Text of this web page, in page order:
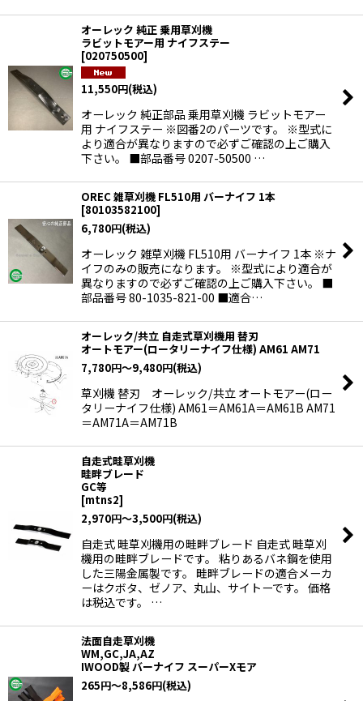
オーレック 純正 乗用草刈機
ラビットモアー用 ナイフステー
[020750500]
11,550円(税込)
オーレック 純正部品 乗用草刈機 ラビットモアー
用 ナイフステー ※図番2のパーツです。 ※型式に
より適合が異なりますので必ずご確認の上ご購入
下さい。 ■部品番号 0207-50500 …
OREC 雑草刈機 FL510用 バーナイフ 1本
[80103582100]
6,780円(税込)
オーレック 雑草刈機 FL510用 バーナイフ 1本 ※ナ
イフのみの販売になります。 ※型式により適合が
異なりますので必ずご確認の上ご購入下さい。 ■
部品番号 80-1035-821-00 ■適合…
オーレック/共立 自走式草刈機用 替刃
オートモアー(ロータリーナイフ仕様) AM61 AM71
7,780円～9,480円(税込)
草刈機 替刃 オーレック/共立 オートモアー(ロー
タリーナイフ仕様) AM61＝AM61A＝AM61B AM71
＝AM71A＝AM71B
自走式畦草刈機
畦畔ブレード
GC等
[mtns2]
2,970円～3,500円(税込)
自走式 畦草刈機用の畦畔ブレード 自走式 畦草刈
機用の畦畔ブレードです。 粘りあるバネ鋼を使用
した三陽金属製です。 畦畔ブレードの適合メーカ
ーはクボタ、ゼノア、丸山、サイトーです。 価格
は税込です。 …
法面自走草刈機
WM,GC,JA,AZ
IWOOD製 バーナイフ スーパーXモア
265円～8,586円(税込)